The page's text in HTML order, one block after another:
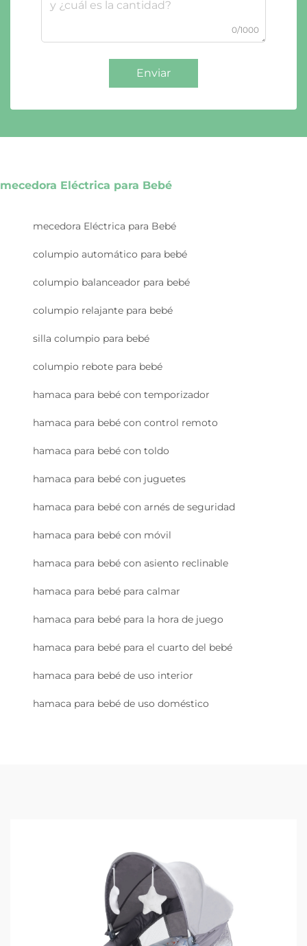
0/1000
Enviar
mecedora Eléctrica para Bebé
mecedora Eléctrica para Bebé
columpio automático para bebé
columpio balanceador para bebé
columpio relajante para bebé
silla columpio para bebé
columpio rebote para bebé
hamaca para bebé con temporizador
hamaca para bebé con control remoto
hamaca para bebé con toldo
hamaca para bebé con juguetes
hamaca para bebé con arnés de seguridad
hamaca para bebé con móvil
hamaca para bebé con asiento reclinable
hamaca para bebé para calmar
hamaca para bebé para la hora de juego
hamaca para bebé para el cuarto del bebé
hamaca para bebé de uso interior
hamaca para bebé de uso doméstico